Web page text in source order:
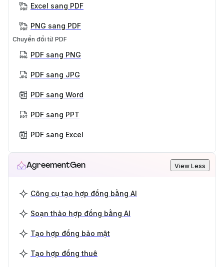
Excel sang PDF
PNG sang PDF
Chuyển đổi từ PDF
PDF sang PNG
PDF sang JPG
PDF sang Word
PDF sang PPT
PDF sang Excel
AgreementGen View Less
Công cụ tạo hợp đồng bằng AI
Soạn thảo hợp đồng bằng AI
Tạo hợp đồng bảo mật
Tạo hợp đồng thuê